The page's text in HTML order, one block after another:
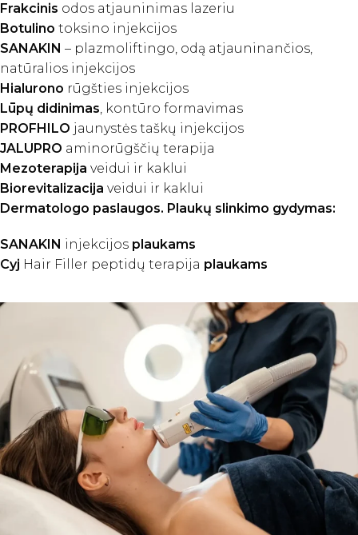
Frakcinis odos atjauninimas lazeriu
Botulino toksino injekcijos
SANAKIN – plazmoliftingo, odą atjauninančios,
natūralios injekcijos
Hialurono rūgšties injekcijos
Lūpų didinimas, kontūro formavimas
PROFHILO jaunystės taškų injekcijos
JALUPRO aminorūgščių terapija
Mezoterapija veidui ir kaklui
Biorevitalizacija veidui ir kaklui
Dermatologo paslaugos. Plaukų slinkimo gydymas:
SANAKIN injekcijos plaukams
Cyj Hair Filler peptidų terapija plaukams